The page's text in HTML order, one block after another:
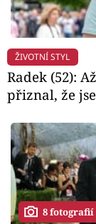
Sledujte nás
ŽIVOTNÍ STYL
Radek (52):
přiznal, že
8 fotografií